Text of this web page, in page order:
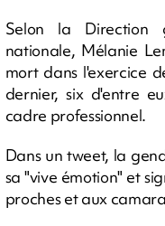
Selon la Direction
nationale, Mélanie
mort dans l'exercice
dernier, six d'entre
cadre professionnel.
Dans un tweet, la
sa "vive émotion" et
proches et aux